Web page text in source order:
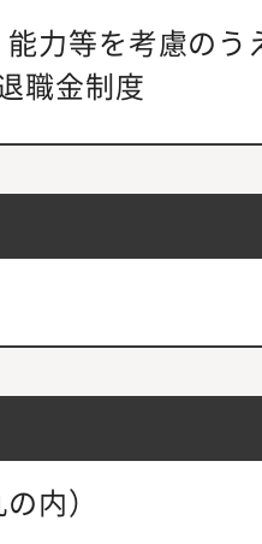
能力等を考慮の
職金制度
内）